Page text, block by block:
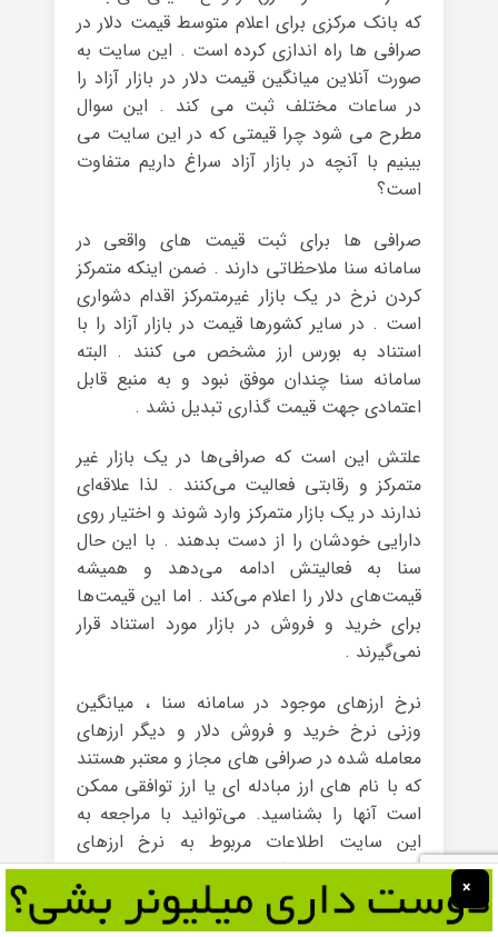
که بانک مرکزی برای اعلام متوسط قیمت دلار در
صرافی ها راه اندازی کرده است . این سایت به
صورت آنلاین میانگین قیمت دلار در بازار آزاد را
در ساعات مختلف ثبت می کند . این سوال
مطرح می شود چرا قیمتی که در این سایت می
بینیم با آنچه در بازار آزاد سراغ داریم متفاوت
است؟
صرافی ها برای ثبت قیمت های واقعی در
سامانه سنا ملاحظاتی دارند . ضمن اینکه متمرکز
کردن نرخ در یک بازار غیرمتمرکز اقدام دشواری
است . در سایر کشورها قیمت در بازار آزاد را با
استناد به بورس ارز مشخص می کنند . البته
سامانه سنا چندان موفق نبود و به منبع قابل
اعتمادی جهت قیمت گذاری تبدیل نشد .
علتش این است که صرافی‌ها در یک بازار غیر
متمرکز و رقابتی فعالیت می‌کنند . لذا علاقه‌ای
ندارند در یک بازار متمرکز وارد شوند و اختیار روی
دارایی خودشان را از دست بدهند . با این حال
سنا به فعالیتش ادامه می‌دهد و همیشه
قیمت‌های دلار را اعلام می‌کند . اما این قیمت‌ها
برای خرید و فروش در بازار مورد استناد قرار
نمی‌گیرند .
نرخ ارزهای موجود در سامانه سنا ، میانگین
وزنی نرخ خرید و فروش دلار و دیگر ارزهای
معامله شده در صرافی های مجاز و معتبر هستند
که با نام های ارز مبادله ای یا ارز توافقی ممکن
است آنها را بشناسید. می‌توانید با مراجعه به
این سایت اطلاعات مربوط به نرخ ارزهای
مختلف را مشاهده کنید .
عموما این نرخ از نرخ دلار نیمایی (حواله ارزی)
×